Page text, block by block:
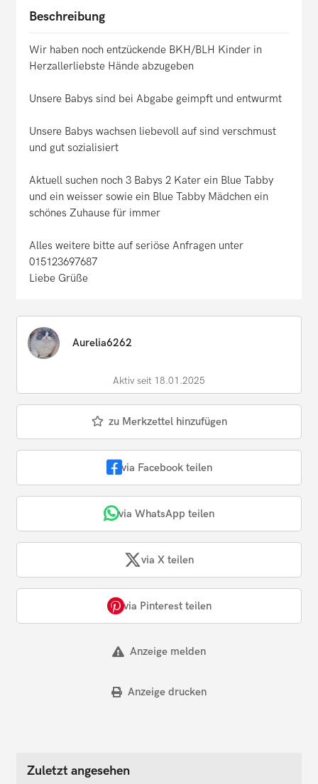
Beschreibung
Wir haben noch entzückende BKH/BLH Kinder in
Herzallerliebste Hände abzugeben
Unsere Babys sind bei Abgabe geimpft und entwurmt
Unsere Babys wachsen liebevoll auf sind verschmust
und gut sozialisiert
Aktuell suchen noch 3 Babys 2 Kater ein Blue Tabby
und ein weisser sowie ein Blue Tabby Mädchen ein
schönes Zuhause für immer
Alles weitere bitte auf seriöse Anfragen unter
015123697687
Liebe Grüße
Aurelia6262
Aktiv seit 18.01.2025
zu Merkzettel hinzufügen
via Facebook teilen
via WhatsApp teilen
via X teilen
via Pinterest teilen
Anzeige melden
Anzeige drucken
Zuletzt angesehen